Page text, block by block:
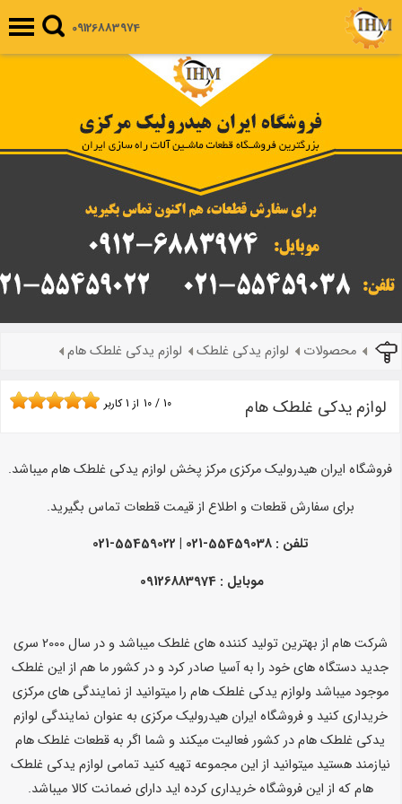
09126883974
محصولات لوازم یدکی غلطک لوازم یدکی غلطک هام
لوازم یدکی غلطک هام 10 / 10 از 1کاربر
فروشگاه ایران هیدرولیک مرکزی مرکز پخش لوازم یدکی غلطک هام میباشد.
برای سفارش قطعات و اطلاع از قیمت قطعات تماس بگیرید.
تلفن :55459038-021 | 55459022-021
موبایل : 09126883974
شرکت هام از بهترین تولید کننده های غلطک میباشد و در سال 2000 سری
جدید دستگاه های خود را به آسیا صادر کرد و در کشور ما هم از این غلطک
موجود میباشد ولوازم یدکی غلطک هام را میتوانید از نمایندگی های مرکزی
خریداری کنید و فروشگاه ایران هیدرولیک مرکزی به عنوان نمایندگی لوازم
یدکی غلطک هام در کشور فعالیت میکند و شما اگر به قطعات غلطک هام
نیازمند هستید میتوانید از این مجموعه تهیه کنید تمامی لوازم یدکی غلطک
هام که از این فروشگاه خریداری کرده اید دارای ضمانت کالا میباشد.